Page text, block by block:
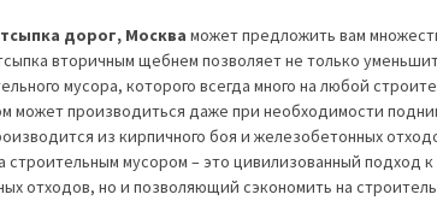
дорог, Москва может предложить вам
вторичным щебнем позволяет не только
мусора, которого всегда много на любой
может производиться даже при необходимости
из кирпичного боя и железобетонных
строительным мусором – это цивилизованный подход
отходов, но и позволяющий сэкономить на